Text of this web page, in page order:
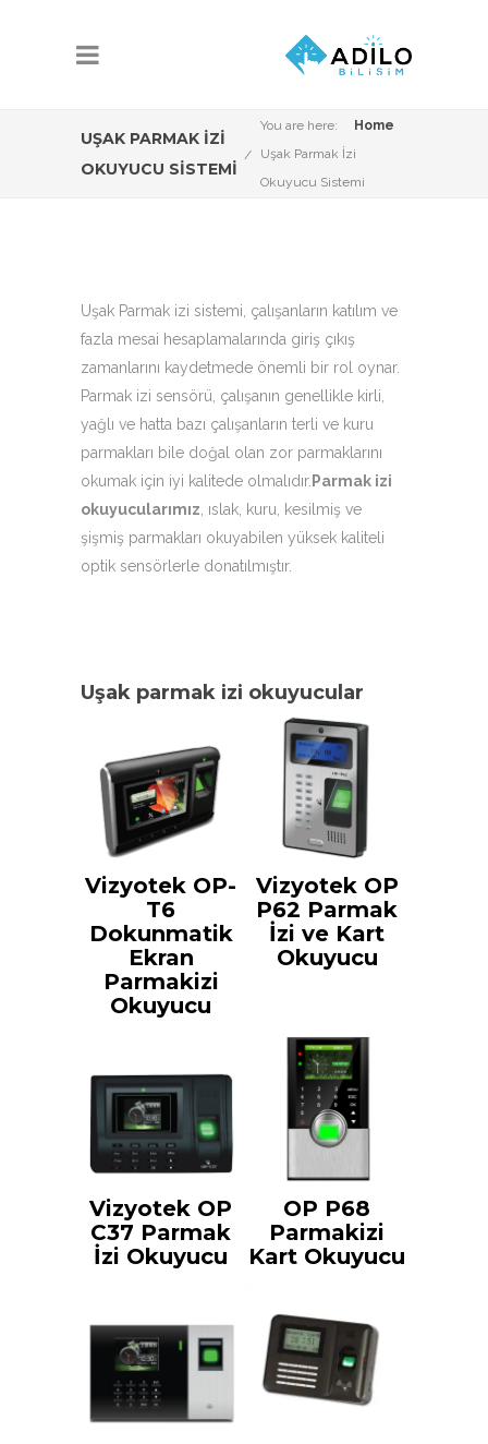
UŞAK PARMAK İZI
OKUYUCU SISTEMI
You are here:
Home
Uşak Parmak İzi
Okuyucu Sistemi
Uşak Parmak izi sistemi, çalışanların katılım ve
fazla mesai hesaplamalarında giriş çıkış
zamanlarını kaydetmede önemli bir rol oynar.
Parmak izi sensörü, çalışanın genellikle kirli,
yağlı ve hatta bazı çalışanların terli ve kuru
parmakları bile doğal olan zor parmaklarını
okumak için iyi kalitede olmalıdır. Parmak izi
okuyucularımız , ıslak, kuru, kesilmiş ve
şişmiş parmakları okuyabilen yüksek kaliteli
optik sensörlerle donatılmıştır.
Uşak parmak izi okuyucular
Vizyotek OP-
T6
Dokunmatik
Ekran
Parmakizi
Okuyucu
Vizyotek OP
P62 Parmak
İzi ve Kart
Okuyucu
Vizyotek OP
C37 Parmak
İzi Okuyucu
OP P68
Parmakizi
Kart Okuyucu